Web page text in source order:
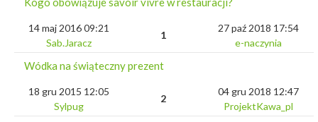
14 maj 2016 09:21
Sab.Jaracz
1
27 paź 2018 17:54
e-naczynia
Wódka na świąteczny prezent
18 gru 2015 12:05
Sylpug
2
04 gru 2018 12:47
ProjektKawa_pl